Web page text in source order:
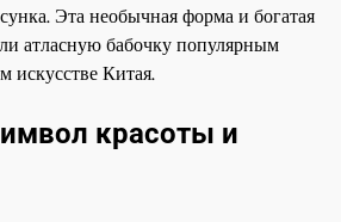
Эта необычная форма и богатая
атласную бабочку популярным
искусстве Китая.
красоты и